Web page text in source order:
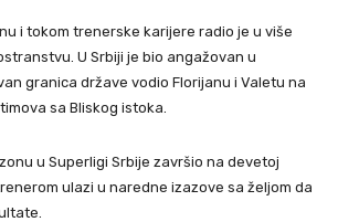
i tokom trenerske karijere radio je u više
U Srbiji je bio angažovan u
granica države vodio Florijanu i Valetu na
sa Bliskog istoka.
u Superligi Srbije završio na devetoj
ulazi u naredne izazove sa željom da